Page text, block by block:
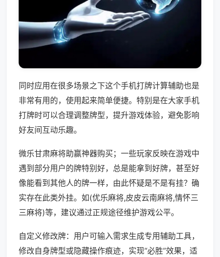
同时应用在很多场景之下这个手机打牌计算辅助也是
非常有用的，使用起来简单便捷。特别是在大家手机
打牌时可以合理调整牌型，提升游戏体验，避免影响
好友间互动乐趣。
微乐甘肃麻将助赢神器购买；一些玩家反映在游戏中
遇到部分用户的牌特别好，总是能拿到好牌，甚至好
像能看到其他人的牌一样，由此怀疑是不是有挂？确
实存在此类外挂。如(优乐麻将,皮皮云南麻将,情怀三
三麻将)等，建议通过正规途径维护游戏公平。
自定义修改牌：用户可输入需求生成专用辅助工具，
修改自身牌型或隐藏操作痕迹，实现“必胜”效果，适